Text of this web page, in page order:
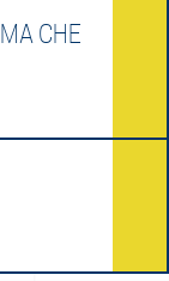
CHE